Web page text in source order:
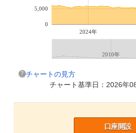
2024年
0
5,000
2010年
チャートの見方
チャート基準日：2026年
口座開設